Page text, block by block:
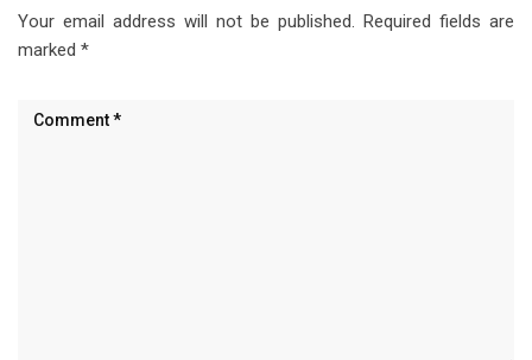
Your email address will not be published. Required fields are
marked *